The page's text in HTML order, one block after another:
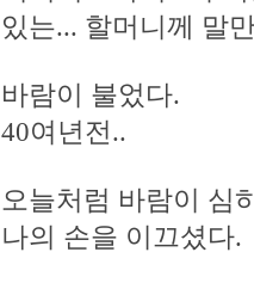
있는... 할머니께 말
바람이 불었다.
40여년전..
오늘처럼 바람이 심
나의 손을 이끄셨다.